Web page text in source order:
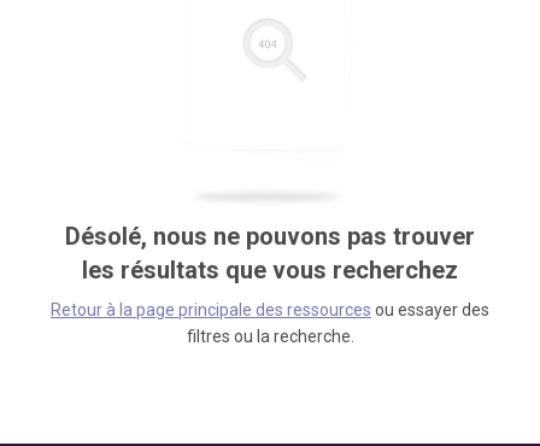
Désolé, nous ne pouvons pas trouver
les résultats que vous recherchez
Retour à la page principale des ressources ou essayer des
filtres ou la recherche.